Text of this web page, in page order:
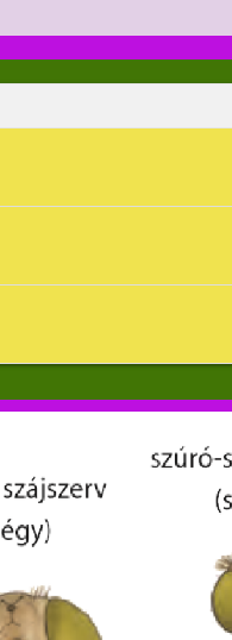
is. A szájszerv
és nyaló száj (így a